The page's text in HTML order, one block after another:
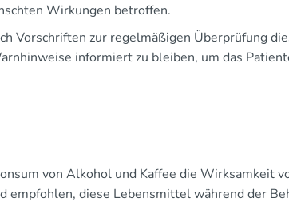
Wirkungen betroffen.
Vorschriften zur regelmäßigen Überprüfung
informiert zu bleiben, um das
von Alkohol und Kaffee die Wirksamkeit
empfohlen, diese Lebensmittel während der